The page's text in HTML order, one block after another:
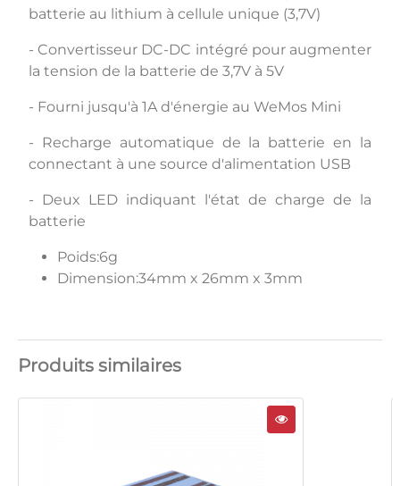
batterie au lithium à cellule unique (3,7V)
- Convertisseur DC-DC intégré pour augmenter
la tension de la batterie de 3,7V à 5V
- Fourni jusqu'à 1A d'énergie au WeMos Mini
- Recharge automatique de la batterie en la
connectant à une source d'alimentation USB
- Deux LED indiquant l'état de charge de la
batterie
Poids:6g
Dimension:34mm x 26mm x 3mm
Produits similaires